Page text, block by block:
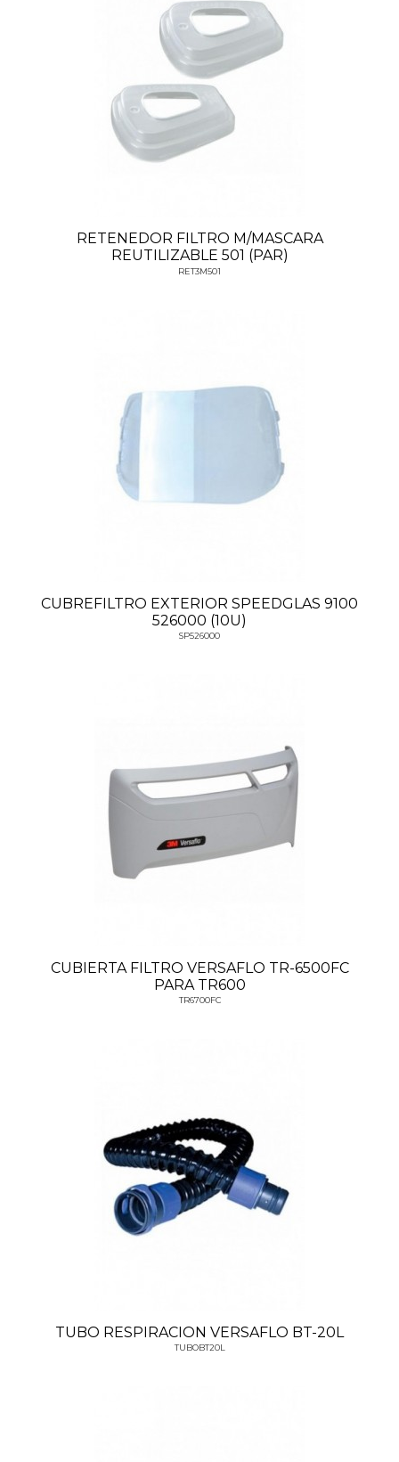
RETENEDOR FILTRO M/MASCARA
REUTILIZABLE 501 (PAR)
RET3M501
CUBREFILTRO EXTERIOR SPEEDGLAS 9100
526000 (10U)
SP526000
CUBIERTA FILTRO VERSAFLO TR-6500FC
PARA TR600
TR6700FC
TUBO RESPIRACION VERSAFLO BT-20L
TUBOBT20L